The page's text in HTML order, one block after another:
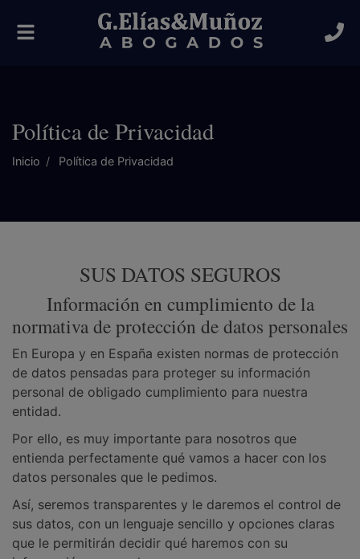
Alternar
navegación
Política de Privacidad
Inicio Política de Privacidad
SUS DATOS SEGUROS
Información en cumplimiento de la
normativa de protección de datos personales
En Europa y en España existen normas de protección
de datos pensadas para proteger su información
personal de obligado cumplimiento para nuestra
entidad.
Por ello, es muy importante para nosotros que
entienda perfectamente qué vamos a hacer con los
datos personales que le pedimos.
Así, seremos transparentes y le daremos el control de
sus datos, con un lenguaje sencillo y opciones claras
que le permitirán decidir qué haremos con su